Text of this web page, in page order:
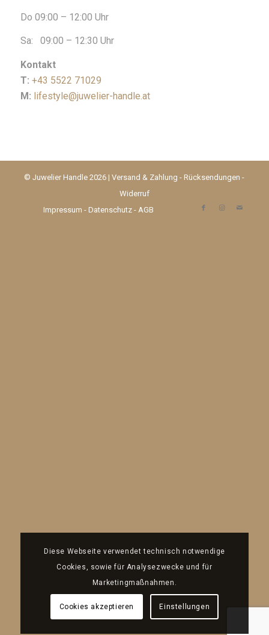
Do 09:00 – 12:00 Uhr
Sa: 09:00 – 12:30 Uhr
Kontakt
T: +43 5522 71029
M: lifestyle@juwelier-handle.at
© Juwelier Handle 2026 |Versand & Zahlung -Rücksendungen -
Widerruf
Impressum - Datenschutz- AGB
Diese Webseite verwendet technisch notwendige
Cookies, sowie für Analysezwecke und für
Marketingmaßnahmen.
Cookies akzeptieren Einstellungen